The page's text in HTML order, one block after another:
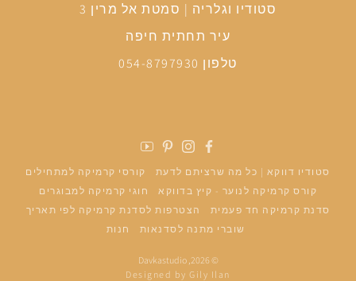
סטודיו וגלריה | סמטת אל מרין 3
עיר תחתית חיפה
טלפון 054-8797930
סטודיו דווקא | כל מה שרציתם לדעת
קורסי קרמיקה למתחילים
קורס קרמיקה לנוער - קיץ בדווקא
חוגי קרמיקה למבוגרים
סדנת קרמיקה חד פעמית
הצטרפות לסדנת קרמיקה לפי תאריך
שוברי מתנה לסדנאות
חנות
© 2026,
Davkastudio
Designed by Gily Ilan